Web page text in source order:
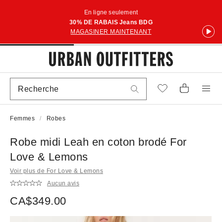
En ligne seulement
30% DE RABAIS Jeans BDG
MAGASINER MAINTENANT
Femmes Robes
Robe midi Leah en coton brodé For
Love & Lemons
Voir plus de For Love & Lemons
Aucun avis
CA$349.00